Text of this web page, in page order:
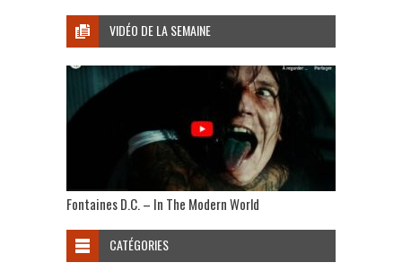
VIDÉO DE LA SEMAINE
Fontaines D.C. – In The Modern World
CATÉGORIES